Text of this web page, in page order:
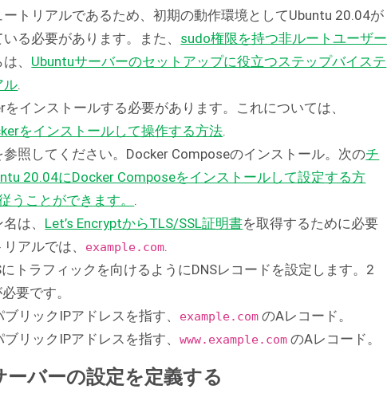
トリアルであるため、初期の動作環境としてUbuntu 20.04が
る必要があります。また、 sudo権限を持つ非ルートユーザー
、 Ubuntuサーバーのセットアップに役立つステップバイステ
ル.
インストールする必要があります。これについては、
をインストールして操作する方法.
照してください。Docker Composeのインストール。次のチ
20.04にDocker Composeをインストールして設定する方
うことができます。 .
は、 Let’s EncryptからTLS/SSL証明書を取得するために必要
アルでは、
example.com.
トラフィックを向けるようにDNSレコードを設定します。2
要です。
リックIPアドレスを指す、
example.com のAレコード。
ブリックIPアドレスを指す、www.example.com のAレコード。
バーの設定を定義する